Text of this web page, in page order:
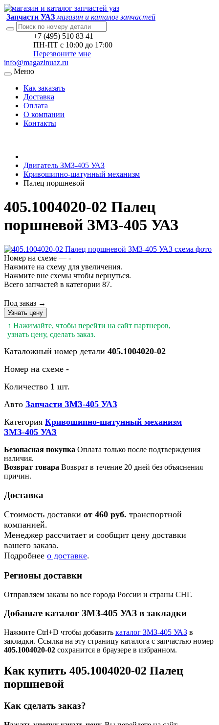
Запчасти УАЗ магазин и каталог запчастей
+7 (495) 510 83 41
ПН-ПТ с 10:00 до 17:00
Перезвоните мне
info@magazinuaz.ru
Меню
Как заказать
Доставка
Оплата
О компании
Контакты
Двигатель ЗМЗ-405 УАЗ
Кривошипно-шатунный механизм
Палец поршневой
405.1004020-02 Палец
поршневой ЗМЗ-405 УАЗ
Номер на схеме — -
Нажмите на схему для увеличения.
Нажмите вне схемы чтобы вернуться.
Всего запчастей в категории 87.
Под заказ →
Узнать цену
↑ Нажимайте, чтобы перейти на сайт партнеров,
узнать цену, сделать заказ.
Каталожный номер детали 405.1004020-02
Номер на схеме -
Количество 1 шт.
Авто Запчасти ЗМЗ-405 УАЗ
Категория Кривошипно-шатунный механизм
ЗМЗ-405 УАЗ
Безопасная покупка Оплата только после подтверждения
наличия.
Возврат товара Возврат в течение 20 дней без объяснения
причин.
Доставка
Стоимость доставки от 460 руб. транспортной
компанией.
Менеджер рассчитает и сообщит цену доставки
вашего заказа.
Подробнее о доставке.
Регионы доставки
Отправляем заказы во все города России и страны СНГ.
Добавьте каталог ЗМЗ-405 УАЗ в закладки
Нажмите Ctrl+D чтобы добавить каталог ЗМЗ-405 УАЗ в
закладки. Ссылка на эту страницу каталога с запчастью номер
405.1004020-02 сохранится в браузере в избранном.
Как купить 405.1004020-02 Палец
поршневой
Как сделать заказ?